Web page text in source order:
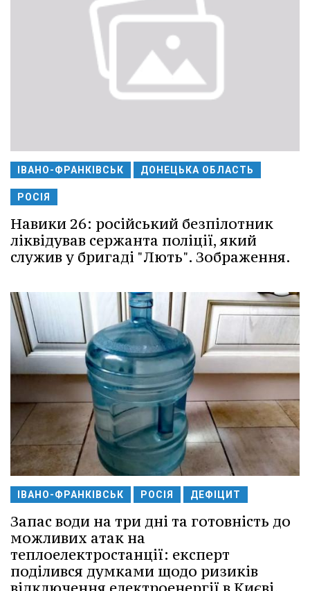
ІВАНО-ФРАНКІВСЬК ДОНЕЦЬКА ОБЛАСТЬ
РОСІЯ
Навики 26: російський безпілотник
ліквідував сержанта поліції, який
служив у бригаді "Лють". Зображення.
ІВАНО-ФРАНКІВСЬК РОСІЯ ДЕФІЦИТ
Запас води на три дні та готовність до
можливих атак на
теплоелектростанції: експерт
поділився думками щодо ризиків